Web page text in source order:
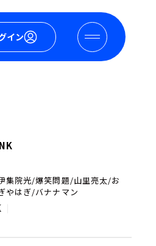
イン
集院光/爆笑問題/山里亮太/お
やはぎ/バナナマン